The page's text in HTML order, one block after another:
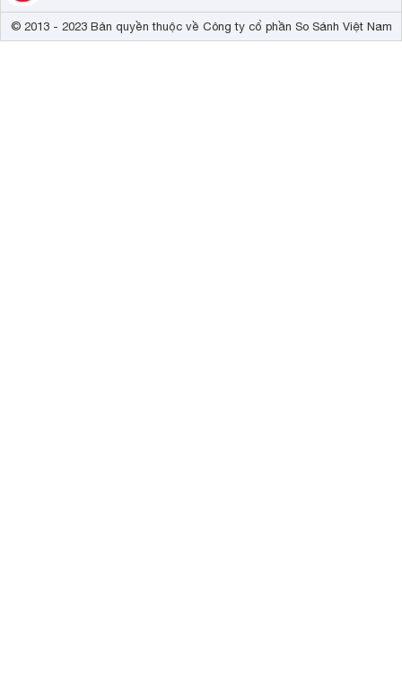
© 2013 - 2023 Bản quyền thuộc về Công ty cổ phần So Sánh Việt Nam